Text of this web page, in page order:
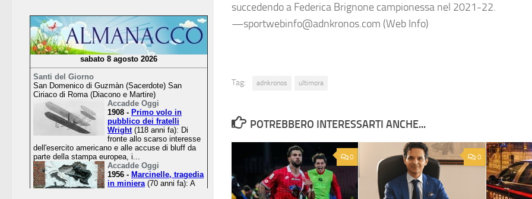
succedendo a Federica Brignone campionessa nel 2021-22.
—sportwebinfo@adnkronos.com (Web Info)
Tag: adnkronos ultimora
POTREBBERO INTERESSARTI ANCHE...
0 0